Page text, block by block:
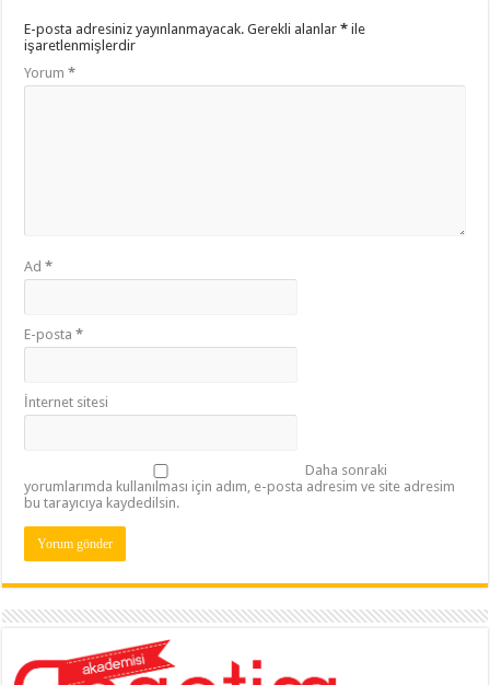
E-posta adresiniz yayınlanmayacak. Gerekli alanlar* ile
işaretlenmişlerdir
Yorum*
Ad*
E-posta*
İnternet sitesi
Daha sonraki
yorumlarımda kullanılması için adım, e-posta adresim ve site adresim
bu tarayıcıya kaydedilsin.